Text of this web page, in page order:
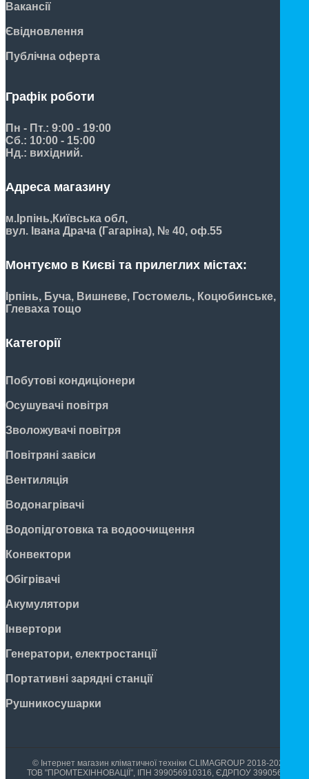
Вакансії
Євідновлення
Публічна оферта
Графік роботи
Пн - Пт.: 9:00 - 19:00
Сб.: 10:00 - 15:00
Нд.: вихідний.
Адреса магазину
м.Ірпінь,Київська обл,
вул. Івана Драча (Гагаріна), № 40, оф.55
Монтуємо в Києві та прилеглих містах:
Ірпінь, Буча, Вишневе, Гостомель, Коцюбинське,
Глеваха тощо
Категорії
Побутові кондиціонери
Осушувачі повітря
Зволожувачі повітря
Повітряні завіси
Вентиляція
Водонагрівачі
Водопідготовка та водоочищення
Конвектори
Обігрівачі
Акумулятори
Інвертори
Генератори, електростанції
Портативні зарядні станції
Рушникосушарки
© Інтернет магазин кліматичної техніки CLIMAGROUP 2018-2026
ТОВ "ПРОМТЕХІННОВАЦІЇ", ІПН 399056910316, ЄДРПОУ 39905699,